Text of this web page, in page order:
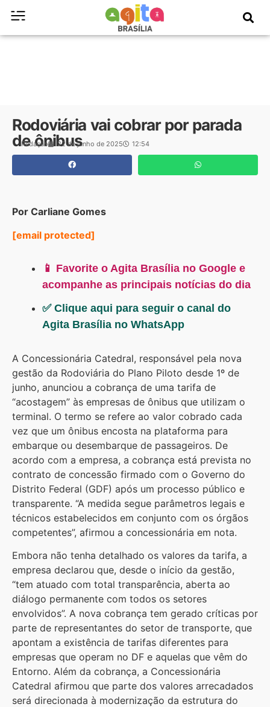
Rodoviária vai cobrar por parada
de ônibus
Redação 22 de junho de 2025 12:54
Por Carliane Gomes
[email protected]
📱 Favorite o Agita Brasília no Google e
acompanhe as principais notícias do dia
✅ Clique aqui para seguir o canal do
Agita Brasília no WhatsApp
A Concessionária Catedral, responsável pela nova
gestão da Rodoviária do Plano Piloto desde 1º de
junho, anunciou a cobrança de uma tarifa de
“acostagem” às empresas de ônibus que utilizam o
terminal. O termo se refere ao valor cobrado cada
vez que um ônibus encosta na plataforma para
embarque ou desembarque de passageiros. De
acordo com a empresa, a cobrança está prevista no
contrato de concessão firmado com o Governo do
Distrito Federal (GDF) após um processo público e
transparente. “A medida segue parâmetros legais e
técnicos estabelecidos em conjunto com os órgãos
competentes”, afirmou a concessionária em nota.
Embora não tenha detalhado os valores da tarifa, a
empresa declarou que, desde o início da gestão,
“tem atuado com total transparência, aberta ao
diálogo permanente com todos os setores
envolvidos”. A nova cobrança tem gerado críticas por
parte de representantes do setor de transporte, que
apontam a existência de tarifas diferentes para
empresas que operam no DF e aquelas que vêm do
Entorno. Além da cobrança, a Concessionária
Catedral afirmou que parte dos valores arrecadados
será direcionada à modernização da estrutura do